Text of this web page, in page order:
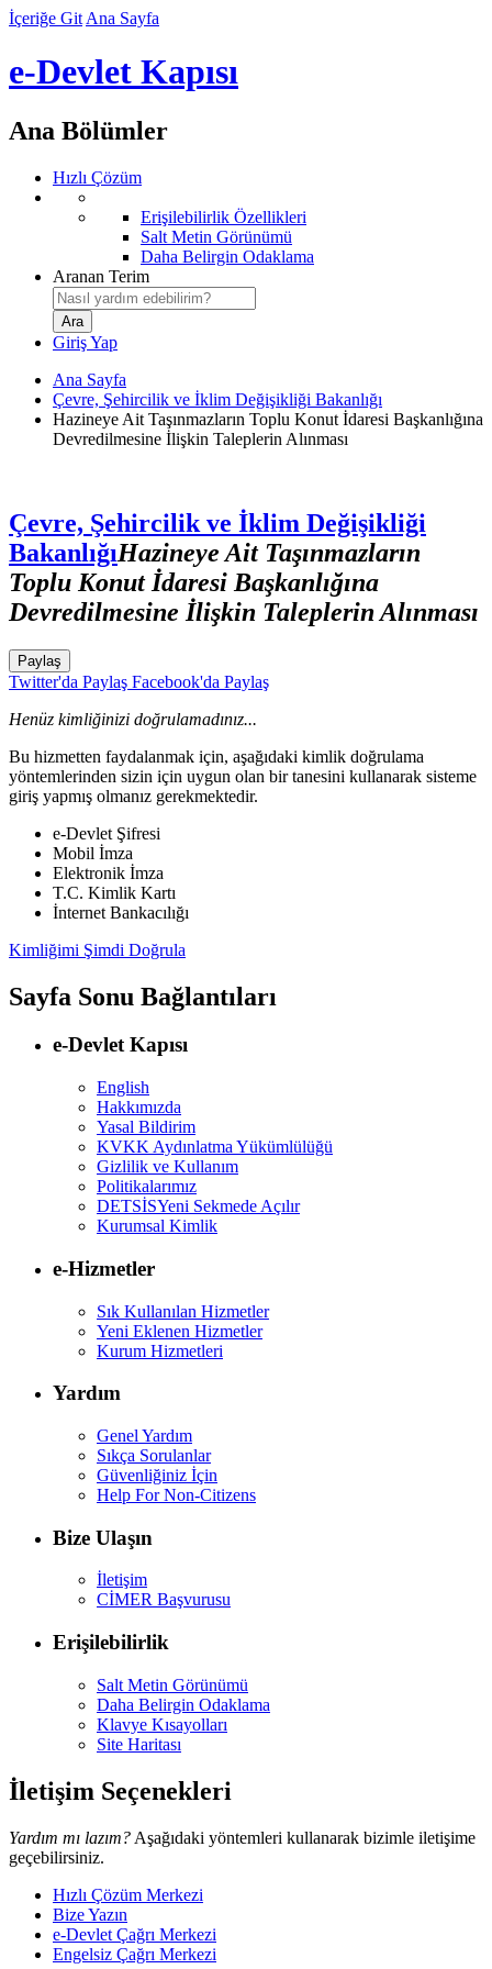
İçeriğe Git Ana Sayfa
e-Devlet Kapısı
Ana Bölümler
Hızlı Çözüm
Erişilebilirlik Özellikleri
Salt Metin Görünümü
Daha Belirgin Odaklama
Aranan Terim
Giriş Yap
Ana Sayfa
Çevre, Şehircilik ve İklim Değişikliği Bakanlığı
Hazineye Ait Taşınmazların Toplu Konut İdaresi Başkanlığına
Devredilmesine İlişkin Taleplerin Alınması
Çevre, Şehircilik ve İklim Değişikliği
BakanlığıHazineye Ait Taşınmazların
Toplu Konut İdaresi Başkanlığına
Devredilmesine İlişkin Taleplerin Alınması
Paylaş
Twitter'da Paylaş Facebook'da Paylaş
Henüz kimliğinizi doğrulamadınız...
Bu hizmetten faydalanmak için, aşağıdaki kimlik doğrulama
yöntemlerinden sizin için uygun olan bir tanesini kullanarak sisteme
giriş yapmış olmanız gerekmektedir.
e-Devlet Şifresi
Mobil İmza
Elektronik İmza
T.C. Kimlik Kartı
İnternet Bankacılığı
Kimliğimi Şimdi Doğrula
Sayfa Sonu Bağlantıları
e-Devlet Kapısı
English
Hakkımızda
Yasal Bildirim
KVKK Aydınlatma Yükümlülüğü
Gizlilik ve Kullanım
Politikalarımız
DETSİSYeni Sekmede Açılır
Kurumsal Kimlik
e-Hizmetler
Sık Kullanılan Hizmetler
Yeni Eklenen Hizmetler
Kurum Hizmetleri
Yardım
Genel Yardım
Sıkça Sorulanlar
Güvenliğiniz İçin
Help For Non-Citizens
Bize Ulaşın
İletişim
CİMER Başvurusu
Erişilebilirlik
Salt Metin Görünümü
Daha Belirgin Odaklama
Klavye Kısayolları
Site Haritası
İletişim Seçenekleri
Yardım mı lazım? Aşağıdaki yöntemleri kullanarak bizimle iletişime
geçebilirsiniz.
Hızlı Çözüm Merkezi
Bize Yazın
e-Devlet Çağrı Merkezi
Engelsiz Çağrı Merkezi